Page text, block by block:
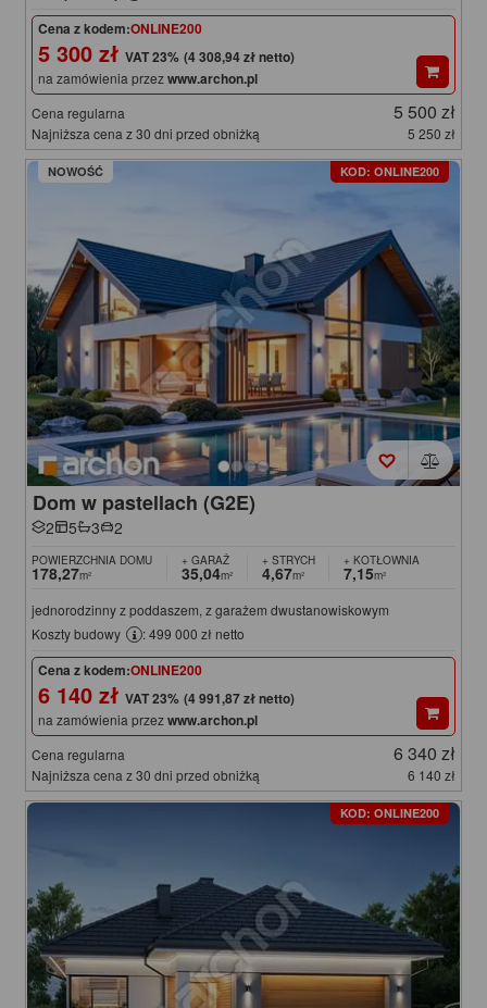
Cena z kodem:ONLINE200
5 300 zł (4 308,94 zł netto)
na zamówienia przezwww.archon.pl
Cena regularna 5 500 zł
Najniższa cena z 30 dni przed obniżką 5 250 zł
NOWOŚĆ KOD: ONLINE200
Dom w pastellach (G2E)
2 5 3 2
POWIERZCHNIA DOMU
178,27m²
+ GARAŻ
35,04m²
+ STRYCH
4,67m²
+ KOTŁOWNIA
7,15m²
jednorodzinny z poddaszem, z garażem dwustanowiskowym
Koszty budowy
: 499 000 zł netto
Cena z kodem:ONLINE200
6 140 zł (4 991,87 zł netto)
na zamówienia przezwww.archon.pl
Cena regularna 6 340 zł
Najniższa cena z 30 dni przed obniżką 6 140 zł
KOD: ONLINE200